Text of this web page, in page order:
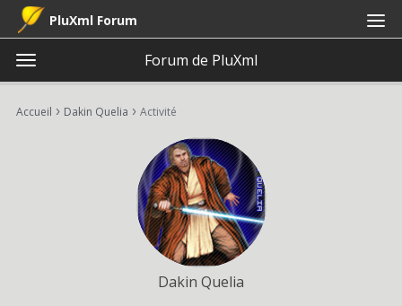
PluXml Forum
t
g
Forum de PluXml
Connexion
Connexion S'inscrire
Accueil › Dakin Quelia › Activité
Dakin Quelia